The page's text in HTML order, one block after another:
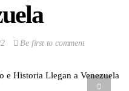
Be first to comment